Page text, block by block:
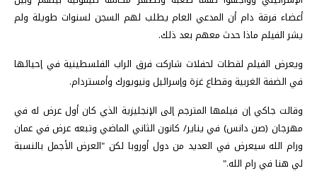
أعضاء فرقة دام أن المدعي العام يطلب لهم السجن لسنوات طويلة ولم
يشر الفيلم ماذا حدث معهم بعد ذلك.
ويعرض الفيلم لقطات لحفلات شاركت فرق الراب الفلسطينية في إحيائها
في الضفة الغربية وقطاع غزة وإسرائيل ونيويورك وأمستردام.
وقالت جاكي إن فيلمها المترجم إلى الإنجليزية الذي كان أول عرض له في
مهرجان (صن دانس) في يناير/ كانون الثاني الماضي وتبعه عرض في عمان
ورام الله سيعرض في العديد من دول أوروبا لكن "العرض الأجمل بالنسبة
لي هنا في رام الله."